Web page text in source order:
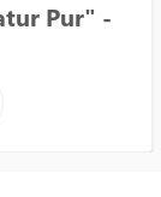
Pur" -